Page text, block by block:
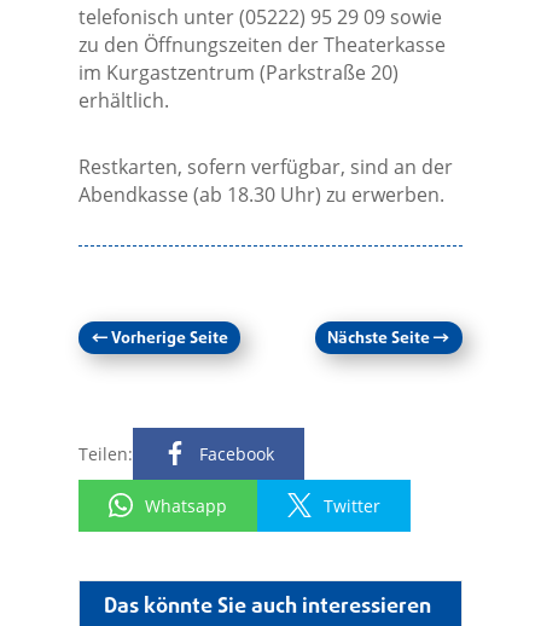
Das könnte Sie auch interessieren
telefonisch unter (05222) 95 29 09 sowie
zu den Öffnungszeiten der Theaterkasse
im Kurgastzentrum (Parkstraße 20)
erhältlich.
Restkarten, sofern verfügbar, sind an der
Abendkasse (ab 18.30 Uhr) zu erwerben.
←Vorherige Seite Nächste Seite→
Teilen: Facebook
Whatsapp Twitter